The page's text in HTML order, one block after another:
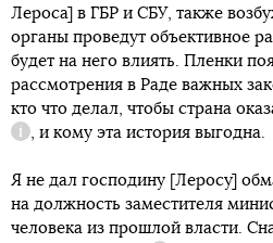
Лероса] в ГБР и СБУ, также
органы проведут объективное
будет на него влиять. Пленки
рассмотрения в Раде важных
кто что делал, чтобы страна
Справка
, и кому эта история выгодна.
Я не дал господину [Леросу]
на должность заместителя
человека из прошлой власти.